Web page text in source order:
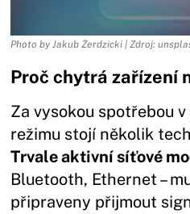
Photo by Jakub Żerdzicki | Zdroj:
Proč chytrá zařízení
Za vysokou spotřebou
režimu stojí několik
Trvale aktivní síťové
Bluetooth, Ethernet –
připraveny přijmout